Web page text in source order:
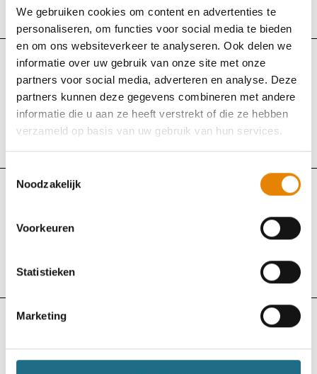
We gebruiken cookies om content en advertenties te
personaliseren, om functies voor social media te bieden
en om ons websiteverkeer te analyseren. Ook delen we
informatie over uw gebruik van onze site met onze
partners voor social media, adverteren en analyse. Deze
partners kunnen deze gegevens combineren met andere
informatie die u aan ze heeft verstrekt of die ze hebben
verzameld op basis van uw gebruik van hun services.
Toestemmingsselectie
Noodzakelijk
Voorkeuren
Statistieken
Marketing
Dilsen-Stokkem, Limburg
Trailwalk Gewijzigd
Trage Wegen Wandeling
Zondag 20 september 2026
Rillaar (Aarschot), Vlaams-Brabant
Great Escape (GEEN CLUBKAMPIOENSCHAP)
Clervaux, Luxemburg
Wijerstrail Vijfdaagse